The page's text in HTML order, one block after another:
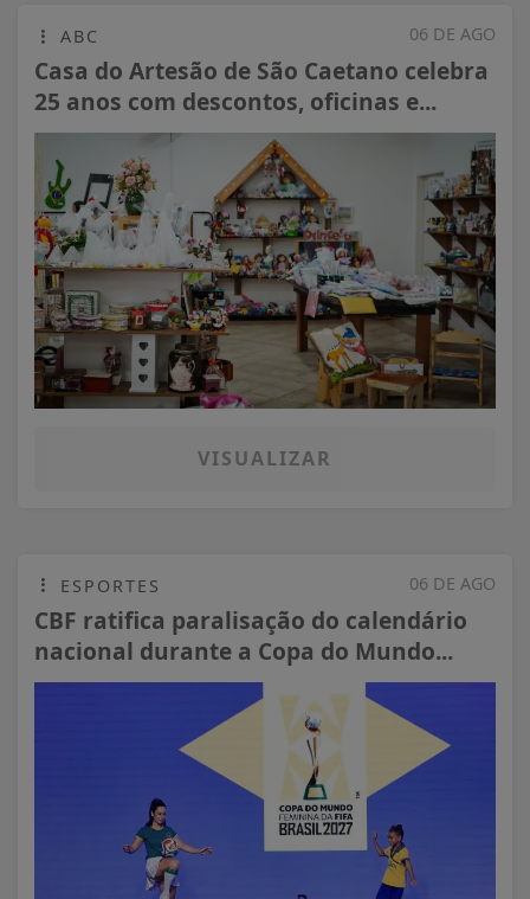
06 DE AGO
ABC
Casa do Artesão de São Caetano celebra
25 anos com descontos, oficinas e...
VISUALIZAR
06 DE AGO
ESPORTES
CBF ratifica paralisação do calendário
nacional durante a Copa do Mundo...